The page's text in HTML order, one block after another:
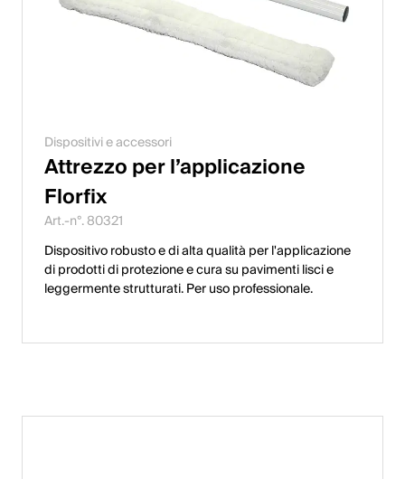
Dispositivi e accessori
Attrezzo per l’applicazione
Florfix
Art.-n°. 80321
Dispositivo robusto e di alta qualità per l'applicazione
di prodotti di protezione e cura su pavimenti lisci e
leggermente strutturati. Per uso professionale.